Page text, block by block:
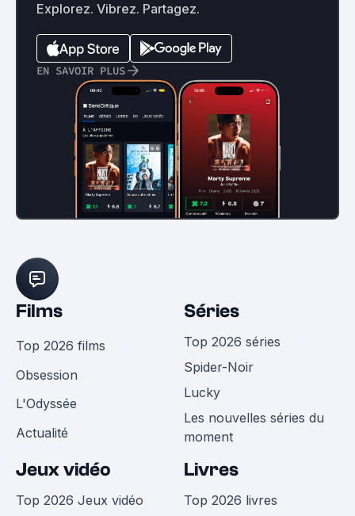
Explorez. Vibrez. Partagez.
EN SAVOIR PLUS
Films
Top 2026 films
Obsession
L'Odyssée
Actualité
Séries
Top 2026 séries
Spider-Noir
Lucky
Les nouvelles séries du
moment
Jeux vidéo
Top 2026 Jeux vidéo
Livres
Top 2026 livres